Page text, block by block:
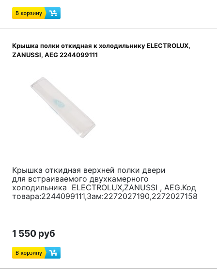
Крышка полки откидная к холодильнику ELECTROLUX,
ZANUSSI, AEG 2244099111
Крышка откидная верхней полки двери
для встраиваемого двухкамерного
холодильника ELECTROLUX,ZANUSSI , AEG.Код
товара:2244099111,Зам:2272027190,2272027158
1 550 руб